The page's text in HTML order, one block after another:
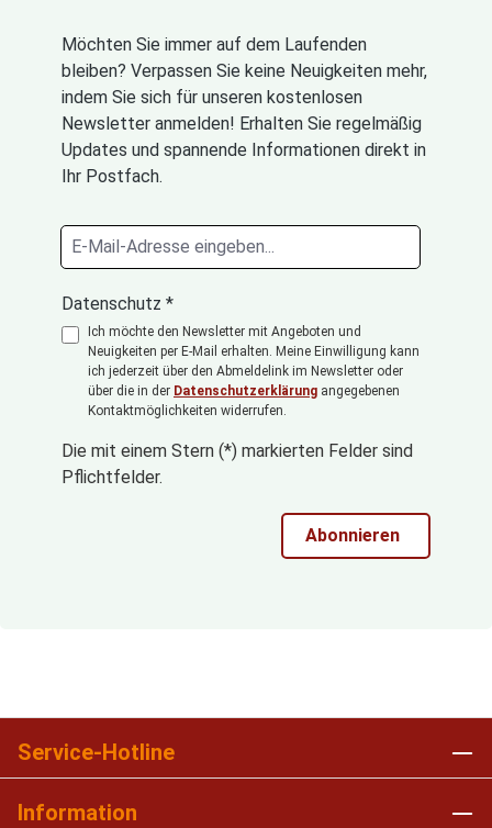
Möchten Sie immer auf dem Laufenden
bleiben? Verpassen Sie keine Neuigkeiten mehr,
indem Sie sich für unseren kostenlosen
Newsletter anmelden! Erhalten Sie regelmäßig
Updates und spannende Informationen direkt in
Ihr Postfach.
Datenschutz *
Ich möchte den Newsletter mit Angeboten und
Neuigkeiten per E-Mail erhalten. Meine Einwilligung kann
ich jederzeit über den Abmeldelink im Newsletter oder
über die in der Datenschutzerklärung angegebenen
Kontaktmöglichkeiten widerrufen.
Die mit einem Stern (*) markierten Felder sind
Pflichtfelder.
Abonnieren
Service-Hotline
Information